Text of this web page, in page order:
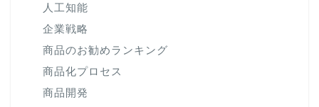
人工知能
企業戦略
商品のお勧めランキング
商品化プロセス
商品開発